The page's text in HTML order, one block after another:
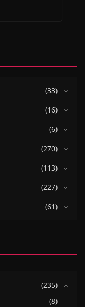
(33)
(16)
(6)
(270)
(113)
(227)
(61)
(235)
(8)